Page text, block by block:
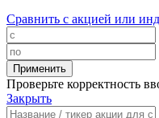
Сравнить с акцией или
Проверьте корректность
Закрыть